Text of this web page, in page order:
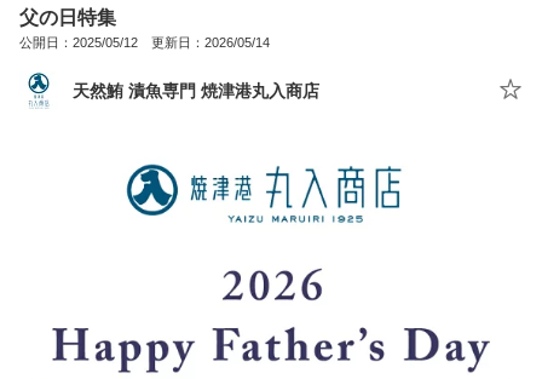
父の日特集
公開日：2025/05/12 更新日：2026/05/14
天然鮪 漬魚専門 焼津港丸入商店